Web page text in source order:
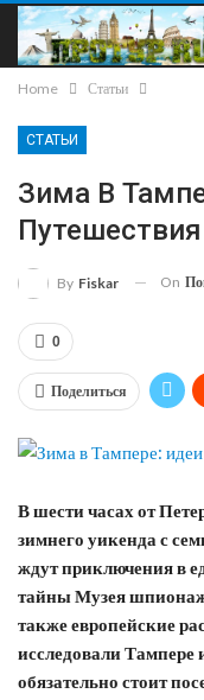
Home Статьи
СТАТЬИ
Зима В
By Fiskar On
0
Поделиться
В шести часах от
зимнего уикенда с
ждут приключенияв
тайны Музея
также европейские
исследовали
обязательно стоит